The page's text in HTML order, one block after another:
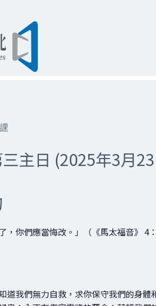
主日 (2025年3月
，你們應當悔改。」（《馬太福音》 4：
道我們無力自救，求你保守我們的身體